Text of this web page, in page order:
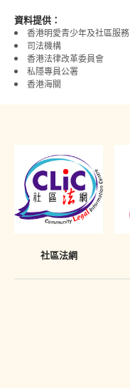
資料提供：
香港明愛青少年及社區服務
司法機構
香港法律改革委員會
私隱專員公署
香港海關
社區法網